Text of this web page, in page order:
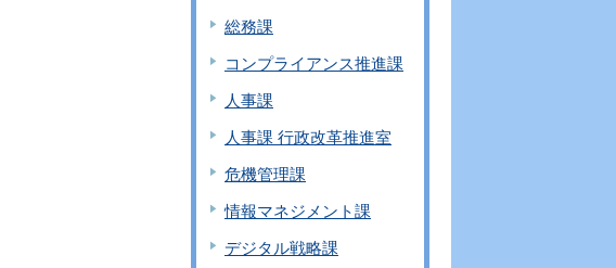
総務課
コンプライアンス推進課
人事課
人事課 行政改革推進室
危機管理課
情報マネジメント課
デジタル戦略課